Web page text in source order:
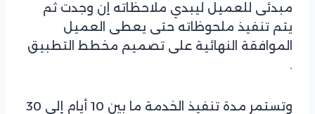
مبدئى للعميل ليبدي ملاحظاته إن وجدت ثم
يتم تنفيذ ملحوظاته حتى يعطى العميل
الموافقة النهائية على تصميم مخطط التطبيق
.
وتستمر مدة تنفيذ الخدمة ما بين 10 أيام إلى 30